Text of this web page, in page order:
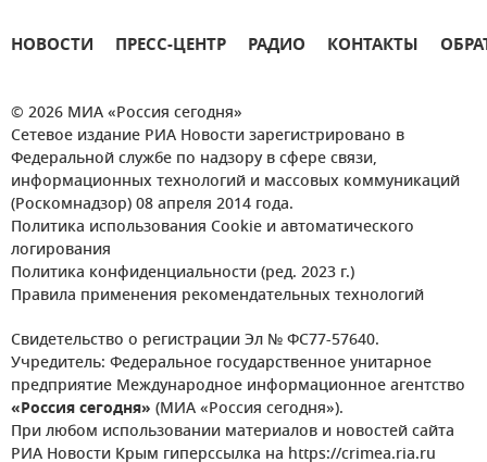
НОВОСТИ ПРЕСС-ЦЕНТР РАДИО КОНТАКТЫ
© 2026 МИА «Россия сегодня»
Сетевое издание РИА Новости зарегистрировано в
Федеральной службе по надзору в сфере связи,
информационных технологий и массовых коммуникаций
(Роскомнадзор) 08 апреля 2014 года.
Политика использования Cookie и автоматического
логирования
Политика конфиденциальности (ред. 2023 г.)
Правила применения рекомендательных технологий
Свидетельство о регистрации Эл № ФС77-57640.
Учредитель: Федеральное государственное унитарное
предприятие Международное информационное агентство
«Россия сегодня» (МИА «Россия сегодня»).
При любом использовании материалов и новостей сайта
РИА Новости Крым гиперссылка на https://crimea.ria.ru